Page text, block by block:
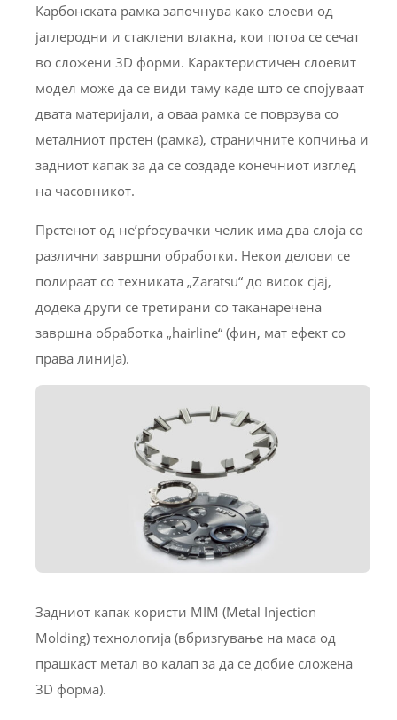
Карбонската рамка започнува како слоеви од
јаглеродни и стаклени влакна, кои потоа се сечат
во сложени 3D форми. Карактеристичен слоевит
модел може да се види таму каде што се спојуваат
двата материјали, а оваа рамка се поврзува со
металниот прстен (рамка), страничните копчиња и
задниот капак за да се создаде конечниот изглед
на часовникот.
Прстенот од не’рѓосувачки челик има два слоја со
различни завршни обработки. Некои делови се
полираат со техниката „Zaratsu“ до висок сјај,
додека други се третирани со таканаречена
завршна обработка „hairline“ (фин, мат ефект со
права линија).
Задниот капак користи MIM (Metal Injection
Molding) технологија (вбризгување на маса од
прашкаст метал во калап за да се добие сложена
3D форма).